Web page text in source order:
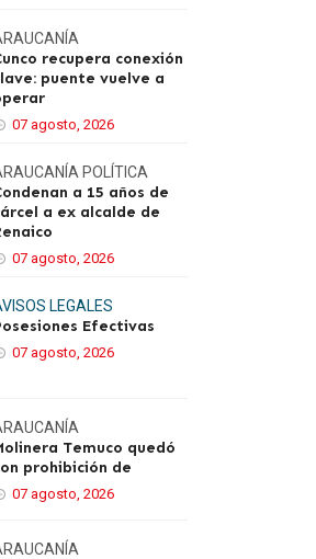
recupera conexión
puente vuelve a
07 agosto, 2026
POLÍTICA
a 15 años de
a ex alcalde de
07 agosto, 2026
LEGALES
Efectivas
07 agosto, 2026
Temuco quedó
prohibición de
07 agosto, 2026